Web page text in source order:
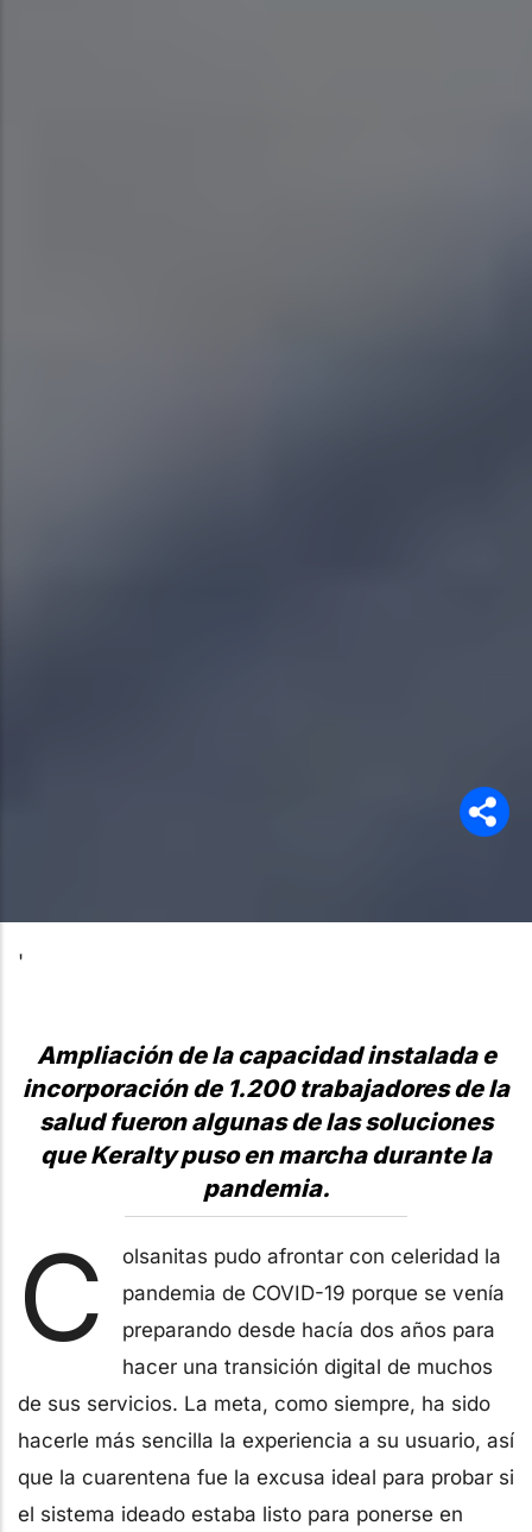
'
Ampliación de la capacidad instalada e
incorporación de 1.200 trabajadores de la
salud fueron algunas de las soluciones
que Keralty puso en marcha durante la
pandemia.
C
olsanitas pudo afrontar con celeridad la
pandemia de COVID-19 porque se venía
preparando desde hacía dos años para
hacer una transición digital de muchos
de sus servicios. La meta, como siempre, ha sido
hacerle más sencilla la experiencia a su usuario, así
que la cuarentena fue la excusa ideal para probar si
el sistema ideado estaba listo para ponerse en